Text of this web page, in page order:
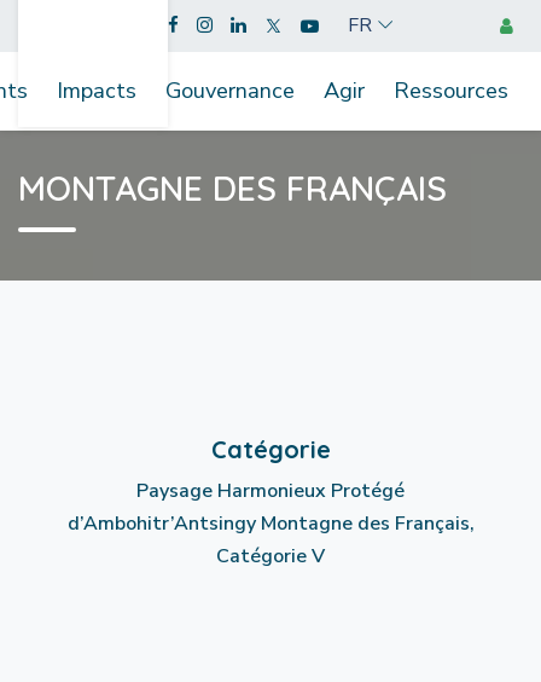
FR
Impacts Gouvernance Agir Ressources
MONTAGNE DES FRANÇAIS
Catégorie
Paysage Harmonieux Protégé
d’Ambohitr’Antsingy Montagne des Français,
Catégorie V